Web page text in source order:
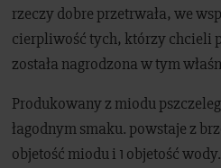
rzeczy dobre przetrwała, we
cierpliwość tych, którzy chcieli
została nagrodzona w tym
Produkowany z miodu
łagodnym smaku. powstaje z
objetość miodu i 1 objetość